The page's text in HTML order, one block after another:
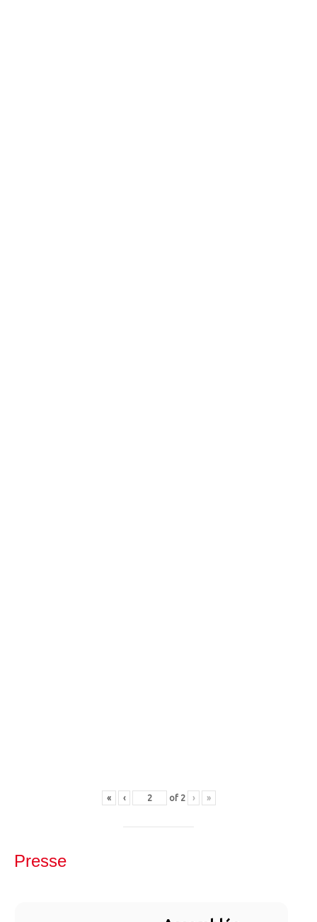
« ‹ of 2 › »
Presse